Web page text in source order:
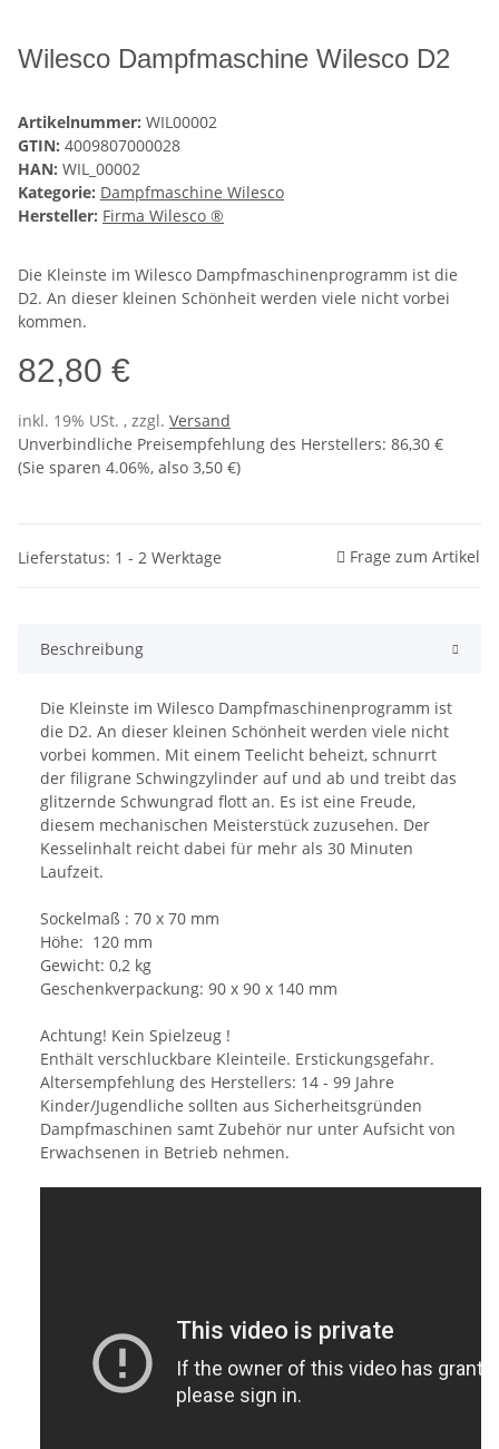
Wilesco Dampfmaschine Wilesco D2
Artikelnummer: WIL00002
GTIN: 4009807000028
HAN: WIL_00002
Kategorie: Dampfmaschine Wilesco
Hersteller: Firma Wilesco ®
Die Kleinste im Wilesco Dampfmaschinenprogramm ist die
D2. An dieser kleinen Schönheit werden viele nicht vorbei
kommen.
82,80 €
inkl. 19% USt. , zzgl. Versand
Unverbindliche Preisempfehlung des Herstellers: 86,30 €
(Sie sparen 4.06%, also 3,50 €)
Lieferstatus: 1 - 2 Werktage Frage zum Artikel
Beschreibung
Die Kleinste im Wilesco Dampfmaschinenprogramm ist
die D2. An dieser kleinen Schönheit werden viele nicht
vorbei kommen. Mit einem Teelicht beheizt, schnurrt
der filigrane Schwingzylinder auf und ab und treibt das
glitzernde Schwungrad flott an. Es ist eine Freude,
diesem mechanischen Meisterstück zuzusehen. Der
Kesselinhalt reicht dabei für mehr als 30 Minuten
Laufzeit.
Sockelmaß : 70 x 70 mm
Höhe: 120 mm
Gewicht: 0,2 kg
Geschenkverpackung: 90 x 90 x 140 mm
Achtung! Kein Spielzeug !
Enthält verschluckbare Kleinteile. Erstickungsgefahr.
Altersempfehlung des Herstellers: 14 - 99 Jahre
Kinder/Jugendliche sollten aus Sicherheitsgründen
Dampfmaschinen samt Zubehör nur unter Aufsicht von
Erwachsenen in Betrieb nehmen.